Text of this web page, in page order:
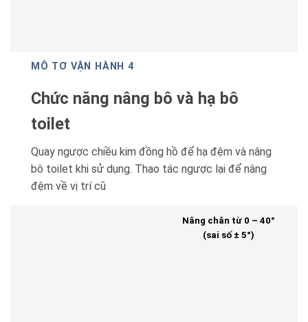
MÔ TƠ VẬN HÀNH 4
Chức năng nâng bô và hạ bô
toilet
Quay ngược chiều kim đồng hồ để hạ đệm và nâng
bô toilet khi sử dụng. Thao tác ngược lại để nâng
đệm về vị trí cũ
Nâng chân từ 0 – 40°
(sai số ± 5°)